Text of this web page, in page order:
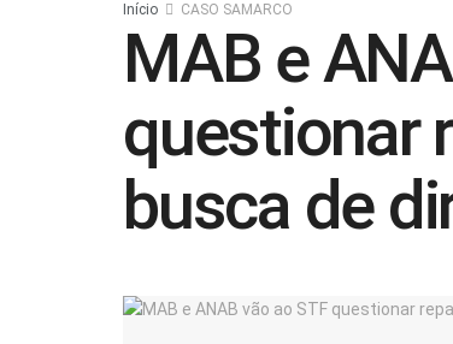
Início CASO SAMARCO
MAB e
questionar
busca de